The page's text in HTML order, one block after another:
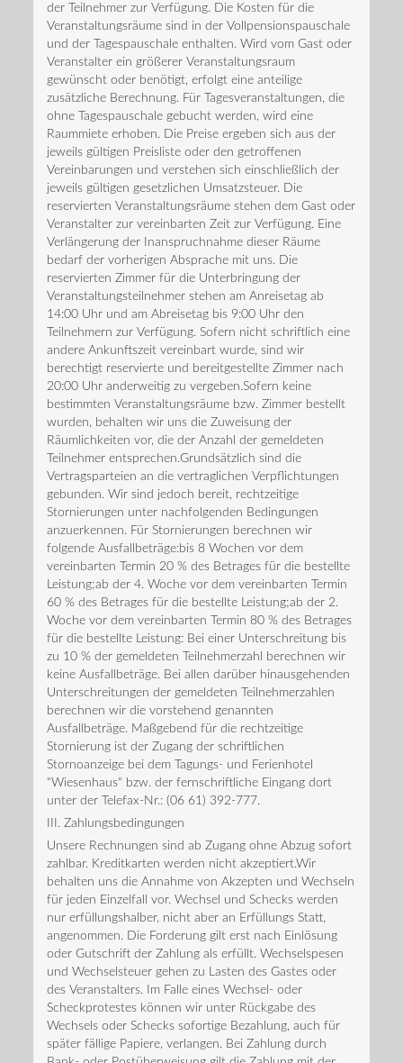
der Teilnehmer zur Verfügung. Die Kosten für die
Veranstaltungsräume sind in der Vollpensionspauschale
und der Tagespauschale enthalten. Wird vom Gast oder
Veranstalter ein größerer Veranstaltungsraum
gewünscht oder benötigt, erfolgt eine anteilige
zusätzliche Berechnung. Für Tagesveranstaltungen, die
ohne Tagespauschale gebucht werden, wird eine
Raummiete erhoben. Die Preise ergeben sich aus der
jeweils gültigen Preisliste oder den getroffenen
Vereinbarungen und verstehen sich einschließlich der
jeweils gültigen gesetzlichen Umsatzsteuer. Die
reservierten Veranstaltungsräume stehen dem Gast oder
Veranstalter zur vereinbarten Zeit zur Verfügung. Eine
Verlängerung der Inanspruchnahme dieser Räume
bedarf der vorherigen Absprache mit uns. Die
reservierten Zimmer für die Unterbringung der
Veranstaltungsteilnehmer stehen am Anreisetag ab
14:00 Uhr und am Abreisetag bis 9:00 Uhr den
Teilnehmern zur Verfügung. Sofern nicht schriftlich eine
andere Ankunftszeit vereinbart wurde, sind wir
berechtigt reservierte und bereitgestellte Zimmer nach
20:00 Uhr anderweitig zu vergeben.Sofern keine
bestimmten Veranstaltungsräume bzw. Zimmer bestellt
wurden, behalten wir uns die Zuweisung der
Räumlichkeiten vor, die der Anzahl der gemeldeten
Teilnehmer entsprechen.Grundsätzlich sind die
Vertragsparteien an die vertraglichen Verpflichtungen
gebunden. Wir sind jedoch bereit, rechtzeitige
Stornierungen unter nachfolgenden Bedingungen
anzuerkennen. Für Stornierungen berechnen wir
folgende Ausfallbeträge:bis 8 Wochen vor dem
vereinbarten Termin 20 % des Betrages für die bestellte
Leistung;ab der 4. Woche vor dem vereinbarten Termin
60 % des Betrages für die bestellte Leistung;ab der 2.
Woche vor dem vereinbarten Termin 80 % des Betrages
für die bestellte Leistung: Bei einer Unterschreitung bis
zu 10 % der gemeldeten Teilnehmerzahl berechnen wir
keine Ausfallbeträge. Bei allen darüber hinausgehenden
Unterschreitungen der gemeldeten Teilnehmerzahlen
berechnen wir die vorstehend genannten
Ausfallbeträge. Maßgebend für die rechtzeitige
Stornierung ist der Zugang der schriftlichen
Stornoanzeige bei dem Tagungs- und Ferienhotel
“Wiesenhaus“ bzw. der fernschriftliche Eingang dort
unter der Telefax-Nr.: (06 61) 392-777.
III. Zahlungsbedingungen
Unsere Rechnungen sind ab Zugang ohne Abzug sofort
zahlbar. Kreditkarten werden nicht akzeptiert.Wir
behalten uns die Annahme von Akzepten und Wechseln
für jeden Einzelfall vor. Wechsel und Schecks werden
nur erfüllungshalber, nicht aber an Erfüllungs Statt,
angenommen. Die Forderung gilt erst nach Einlösung
oder Gutschrift der Zahlung als erfüllt. Wechselspesen
und Wechselsteuer gehen zu Lasten des Gastes oder
des Veranstalters. Im Falle eines Wechsel- oder
Scheckprotestes können wir unter Rückgabe des
Wechsels oder Schecks sofortige Bezahlung, auch für
später fällige Papiere, verlangen. Bei Zahlung durch